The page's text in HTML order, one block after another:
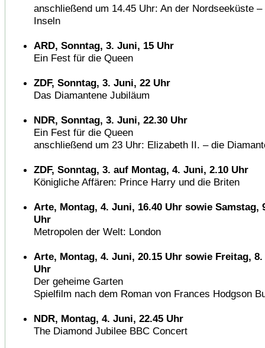
anschließend um 14.45 Uhr: An der Nordseeküste –
Inseln
ARD, Sonntag, 3. Juni, 15 Uhr
Ein Fest für die Queen
ZDF, Sonntag, 3. Juni, 22 Uhr
Das Diamantene Jubiläum
NDR, Sonntag, 3. Juni, 22.30 Uhr
Ein Fest für die Queen
anschließend um 23 Uhr: Elizabeth II. – die
ZDF, Sonntag, 3. auf Montag, 4. Juni, 2.10 Uhr
Königliche Affären: Prince Harry und die Briten
Arte, Montag, 4. Juni, 16.40 Uhr sowie Samstag,
Uhr
Metropolen der Welt: London
Arte, Montag, 4. Juni, 20.15 Uhr sowie Freitag, 8.
Uhr
Der geheime Garten
Spielfilm nach dem Roman von Frances Hodgson
NDR, Montag, 4. Juni, 22.45 Uhr
The Diamond Jubilee BBC Concert